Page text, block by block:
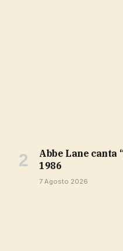
Abbe Lane canta “Cetra Graffiti” in Rai nel
1986
7 Agosto 2026